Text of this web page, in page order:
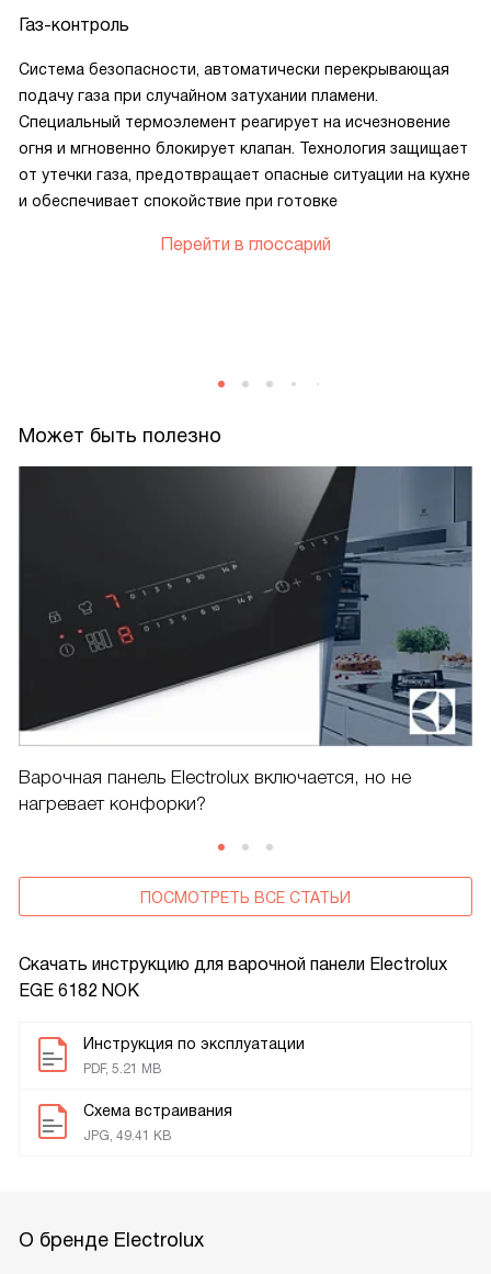
Скачать инструкцию для варочной панели Electrolux
EGE 6182 NOK
Инструкция по эксплуатации
PDF, 5.21 MB
Схема встраивания
JPG, 49.41 KB
Газ-контроль
Система безопасности, автоматически перекрывающая
подачу газа при случайном затухании пламени.
Специальный термоэлемент реагирует на исчезновение
огня и мгновенно блокирует клапан. Технология защищает
от утечки газа, предотвращает опасные ситуации на кухне
и обеспечивает спокойствие при готовке
Перейти в глоссарий
Может быть полезно
Варочная панель Electrolux включается, но не
нагревает конфорки?
ПОСМОТРЕТЬ ВСЕ СТАТЬИ
О бренде Electrolux